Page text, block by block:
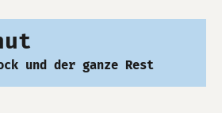
und der ganze Rest